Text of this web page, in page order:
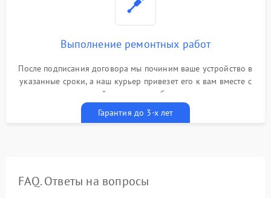
Выполнение ремонтных работ
После подписания договора мы починим ваше устройство в
указанные сроки, а наш курьер привезет его к вам вместе с
гарантийным талоном бесплатно
Гарантия до 3-х лет
FAQ. Ответы на вопросы